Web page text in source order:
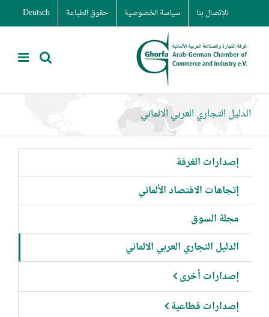
to
content
للإتصال بنا سياسة الخصوصية حقوق الطباعة Deutsch
الدليل التجاري العربي الالماني
إصدارات الغرفة
إتجاهات الاقتصاد الألماني
مجلة السوق
الدليل التجاري العربي الالماني
إصدارات أخرى
إصدارات قطاعية